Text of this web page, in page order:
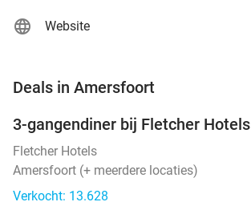
Website
Deals in Amersfoort
3-gangendiner bij Fletcher Hotels
Fletcher Hotels
Amersfoort (+ meerdere locaties)
Verkocht: 13.628